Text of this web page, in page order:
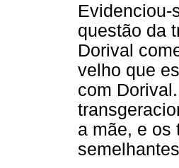
Evidenciou-
questão da
Dorival
velho que
com
a mãe, e os